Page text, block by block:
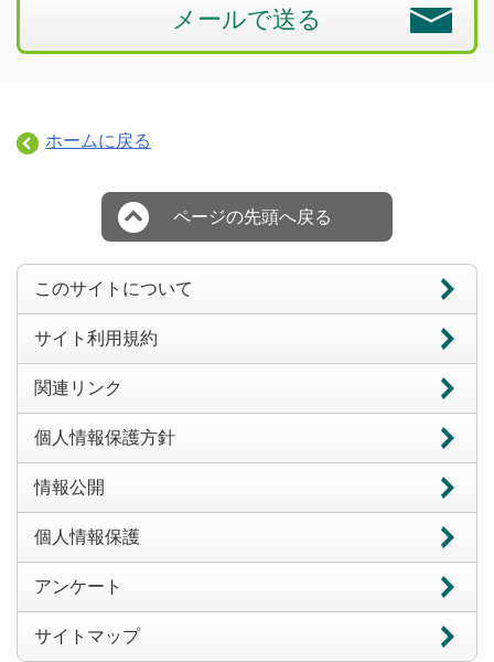
メールで送る
ホームに戻る
ページの先頭へ戻る
このサイトについて
サイト利用規約
関連リンク
個人情報保護方針
情報公開
個人情報保護
アンケート
サイトマップ